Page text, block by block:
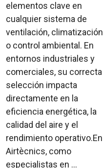
elementos clave en
cualquier sistema de
ventilación, climatización
o control ambiental. En
entornos industriales y
comerciales, su correcta
selección impacta
directamente en la
eficiencia energética, la
calidad del aire y el
rendimiento operativo.En
Airtècnics, como
especialistas en ...